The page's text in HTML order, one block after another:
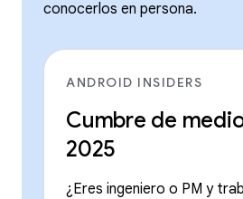
conocerlos en persona.
ANDROID INSIDERS
Cumbre de
2025
¿Eres ingeniero o PM y